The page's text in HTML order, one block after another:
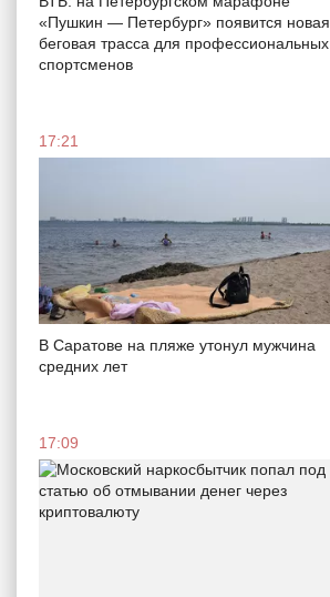
«Пушкин — Петербург» появится новая
беговая трасса для профессиональных
спортсменов
17:21
В Саратове на пляже утонул мужчина
средних лет
17:09